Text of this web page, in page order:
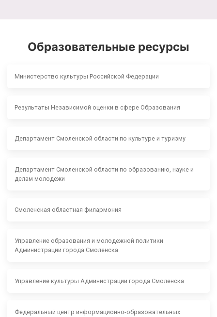
Образовательные ресурсы
Министерство культуры Российской Федерации
Результаты Независимой оценки в сфере Образования
Департамент Смоленской области по культуре и туризму
Департамент Смоленской области по образованию, науке и
делам молодежи
Смоленская областная филармония
Управление образования и молодежной политики
Администрации города Смоленска
Управление культуры Администрации города Смоленска
Федеральный центр информационно-образовательных